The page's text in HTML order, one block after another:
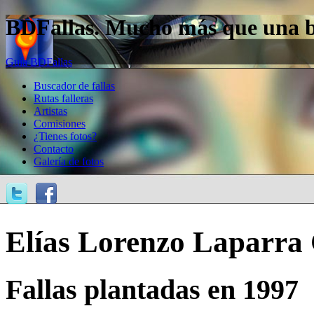
BDFallas. Mucho más que una
Guía BDFallas
Buscador de fallas
Rutas falleras
Artistas
Comisiones
¿Tienes fotos?
Contacto
Galería de fotos
Elías Lorenzo Laparra
Fallas plantadas en 1997